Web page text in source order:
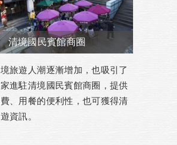
清境國民賓館商圈
旅遊人潮逐漸增加，也吸引了
進駐清境國民賓館商圈，提供
、用餐的便利性，也可獲得清
資訊。